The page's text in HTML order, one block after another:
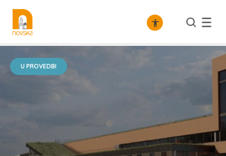
Gospodarstvo Razvojni projekti
U PROVEDBI